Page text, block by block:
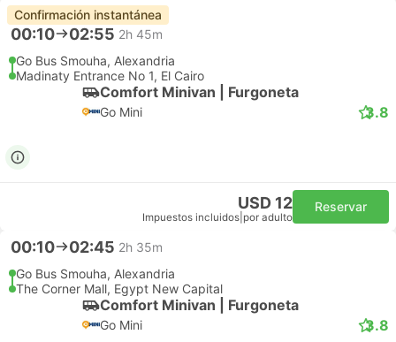
Confirmación instantánea
00:10 02:55 2h 45m
Go Bus Smouha, Alexandria
Madinaty Entrance No 1, El Cairo
Comfort Minivan | Furgoneta
Go Mini 3.8
USD 12
Impuestos incluidos por adulto
Reservar
00:10 02:45 2h 35m
Go Bus Smouha, Alexandria
The Corner Mall, Egypt New Capital
Comfort Minivan | Furgoneta
Go Mini 3.8